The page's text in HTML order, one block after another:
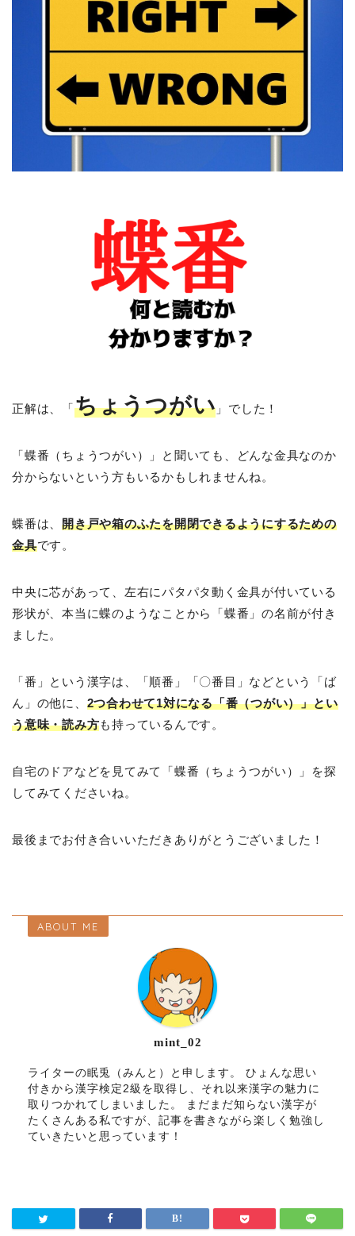
正解は、「ちょうつがい 」でした！
「蝶番（ちょうつがい）」と聞いても、どんな金具なのか
分からないという方もいるかもしれませんね。
蝶番は、開き戸や箱のふたを開閉できるようにするための
金具です。
中央に芯があって、左右にパタパタ動く金具が付いている
形状が、本当に蝶のようなことから「蝶番」の名前が付き
ました。
「番」という漢字は、「順番」「〇番目」などという「ば
ん」の他に、 2つ合わせて1対になる「番（つがい）」とい
う意味・読み方も持っているんです。
自宅のドアなどを見てみて「蝶番（ちょうつがい）」を探
してみてくださいね。
最後までお付き合いいただきありがとうございました！
ABOUT ME
mint_02
ライターの眠兎（みんと）と申します。 ひょんな思い
付きから漢字検定2級を取得し、それ以来漢字の魅力に
取りつかれてしまいました。 まだまだ知らない漢字が
たくさんある私ですが、記事を書きながら楽しく勉強し
ていきたいと思っています！